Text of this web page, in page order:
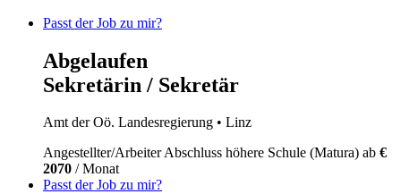
Passt der Job zu mir?
Abgelaufen
Sekretärin / Sekretär
Amt der Oö. Landesregierung • Linz
Angestellter/ArbeiterAbschluss höhere Schule (Matura) ab €
2070 / Monat
Passt der Job zu mir?